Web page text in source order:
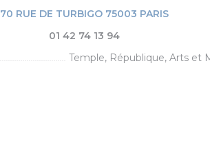
70 RUE DE TURBIGO 75003 PARIS
01 42 74 13 94
Temple, République, Arts et